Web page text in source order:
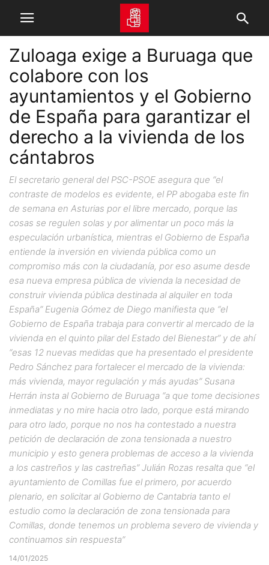
Zuloaga exige a Buruaga que
colabore con los
ayuntamientos y el Gobierno
de España para garantizar el
derecho a la vivienda de los
cántabros
El secretario general del PSC-PSOE asegura que “el
contraste de modelos es evidente, el PP abogaba este fin
de semana en Asturias por el libre mercado, porque las
cosas se regulen solas y por alimentar un poco más la
especulación urbanística, mientras el Gobierno de España
entiende la inversión en vivienda pública como un
compromiso más con la ciudadanía, por eso asume desde
esa nueva empresa pública de vivienda la necesidad de
construir vivienda pública destinada al alquiler en toda
España” Eugenia Gómez de Diego manifiesta que “el
Gobierno de España trabaja para convertir al mercado de la
vivienda en el quinto pilar del Estado del Bienestar” y de ahí
“esas 12 nuevas medidas que ha presentado el presidente
Pedro Sánchez para fortalecer el mercado de la vivienda:
más vivienda, mayor regulación y más ayudas” Susana
Herrán insta al Gobierno de Buruaga “a que tome decisiones
inmediatas y no mire hacia otro lado, porque está mirando
para otro lado, porque no nos ha contestado a nuestra
petición de declaración de zona tensionada a nuestro
municipio y esto genera problemas de acceso a la vivienda
a los castreños y las castreñas” Julián Rozas resalta que “el
ayuntamiento de Comillas fue el primero, por acuerdo
plenario, en solicitar al Gobierno de Cantabria tanto el
estudio como la declaración de zona tensionada para
Comillas, donde tenemos un problema severo de vivienda y
continuamos sin respuesta”
14/01/2025